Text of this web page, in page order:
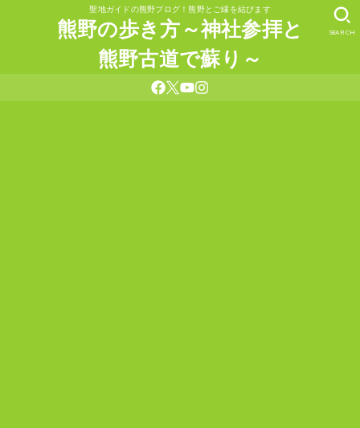
聖地ガイドの熊野ブログ！熊野とご縁を結びます
熊野の歩き方～神社参拝と
熊野古道で蘇り～
SEARCH